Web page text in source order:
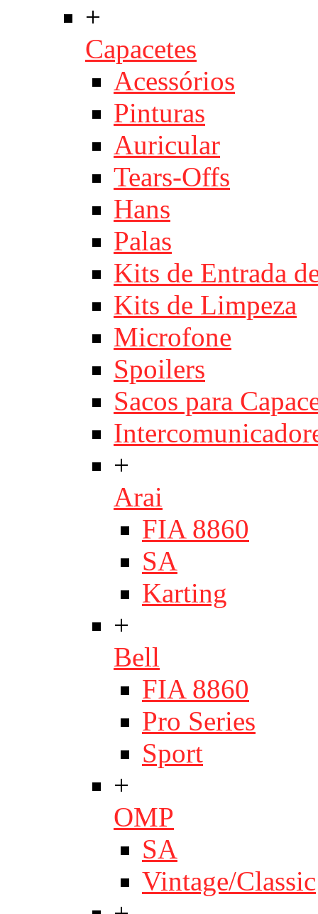
+
Capacetes
Acessórios
Pinturas
Auricular
Tears-Offs
Hans
Palas
Kits de Entrada
Kits de Limpeza
Microfone
Spoilers
Sacos para
+
Arai
FIA 8860
SA
Karting
+
Bell
FIA 8860
Pro Series
Sport
+
OMP
SA
Vintage/Classic